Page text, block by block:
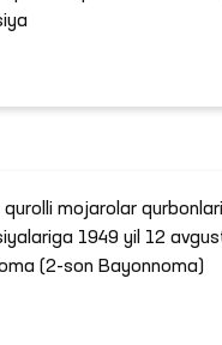
qurolli mojarolar
1949 yil 12
(2-son Bayonnoma)